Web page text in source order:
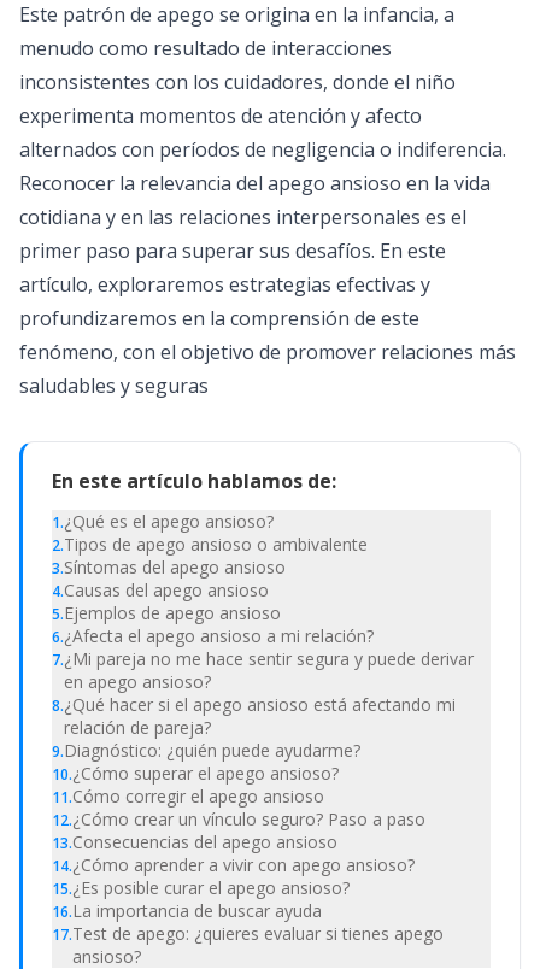
Este patrón de apego se origina en la infancia, a
menudo como resultado de interacciones
inconsistentes con los cuidadores, donde el niño
experimenta momentos de atención y afecto
alternados con períodos de negligencia o indiferencia.
Reconocer la relevancia del apego ansioso en la vida
cotidiana y en las relaciones interpersonales es el
primer paso para superar sus desafíos. En este
artículo, exploraremos estrategias efectivas y
profundizaremos en la comprensión de este
fenómeno, con el objetivo de promover relaciones más
saludables y seguras
En este artículo hablamos de:
1.¿Qué es el apego ansioso?
2.Tipos de apego ansioso o ambivalente
3.Síntomas del apego ansioso
4.Causas del apego ansioso
5.Ejemplos de apego ansioso
6.¿Afecta el apego ansioso a mi relación?
7.¿Mi pareja no me hace sentir segura y puede derivar
en apego ansioso?
8.¿Qué hacer si el apego ansioso está afectando mi
relación de pareja?
9.Diagnóstico: ¿quién puede ayudarme?
10.¿Cómo superar el apego ansioso?
11.Cómo corregir el apego ansioso
12.¿Cómo crear un vínculo seguro? Paso a paso
13.Consecuencias del apego ansioso
14.¿Cómo aprender a vivir con apego ansioso?
15.¿Es posible curar el apego ansioso?
16.La importancia de buscar ayuda
17.Test de apego: ¿quieres evaluar si tienes apego
ansioso?